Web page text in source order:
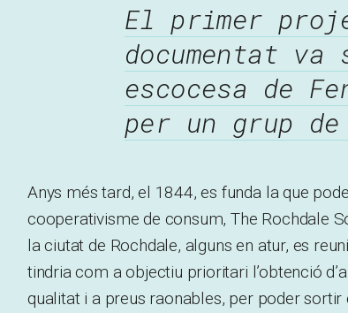
El primer
documentat
escocesa de
per un grup
Anys més tard, el 1844, es funda la que
cooperativisme de consum, The Rochdale
la ciutat de Rochdale, alguns en atur, es
tindria com a objectiu prioritari l’obtenció
qualitat i a preus raonables, per poder